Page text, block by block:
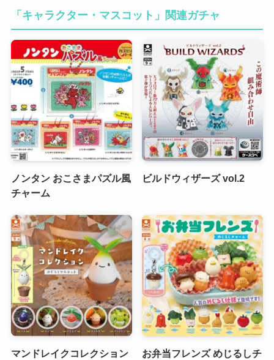
「キャラクター・マスコット」関連ガチャ
ノンタン おこさまパズル風
チャーム
ビルドウィザーズ vol.2
マンドレイクコレクション
お弁当フレンズ めじるしチ